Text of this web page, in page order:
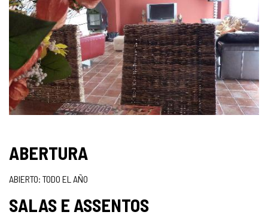
ABERTURA
ABIERTO: TODO EL AÑO
SALAS E ASSENTOS